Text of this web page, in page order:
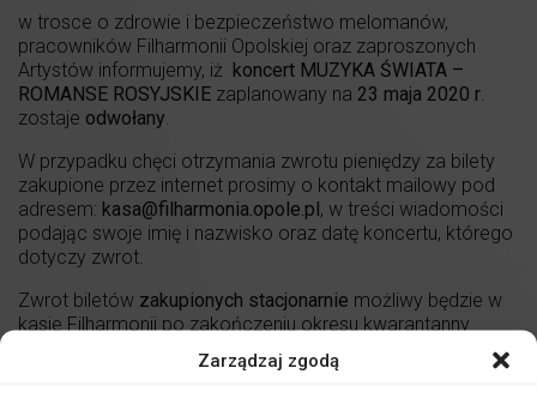
Zarządzaj zgodą
w trosce o zdrowie i bezpieczeństwo melomanów,
pracowników Filharmonii Opolskiej oraz zaproszonych
Artystów informujemy, iż koncert MUZYKA ŚWIATA –
ROMANSE ROSYJSKIE zaplanowany na 23 maja 2020 r.
zostaje odwołany.
W przypadku chęci otrzymania zwrotu pieniędzy za bilety
zakupione przez internet prosimy o kontakt mailowy pod
adresem: kasa@filharmonia.opole.pl , w treści wiadomości
podając swoje imię i nazwisko oraz datę koncertu, którego
dotyczy zwrot.
Zwrot biletów zakupionych stacjonarnie możliwy będzie w
kasie Filharmonii po zakończeniu okresu kwarantanny
(również po terminie odwołanych koncertów) do końca
bieżącego sezonu artystycznego. Wyjątkowo zwrot